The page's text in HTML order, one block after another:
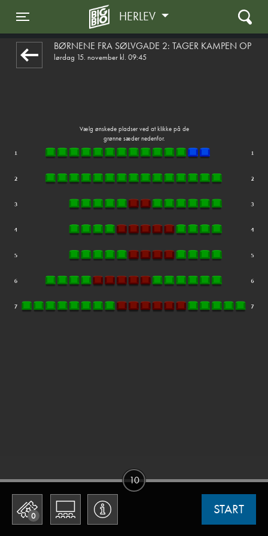
Toggle navigation
HERLEV
BØRNENE FRA SØLVGADE 2: TAGER KAMPEN OP
lørdag 15. november kl. 09:45
Vælg ønskede pladser ved at klikke på de
grønne sæder nedenfor.
0 START
10
1step-front02 060319